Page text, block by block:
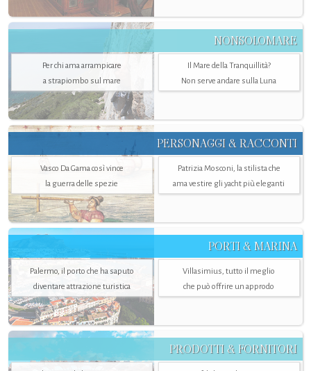
NONSOLOMARE
Per chi ama arrampicare
a strapiombo sul mare
Il Mare della Tranquillità?
Non serve andare sulla Luna
PERSONAGGI & RACCONTI
Vasco Da Gama così vince
la guerra delle spezie
Patrizia Mosconi, la stilista che
ama vestire gli yacht più eleganti
PORTI & MARINA
Palermo, il porto che ha saputo
diventare attrazione turistica
Villasimius, tutto il meglio
che può offrire un approdo
PRODOTTI & FORNITORI